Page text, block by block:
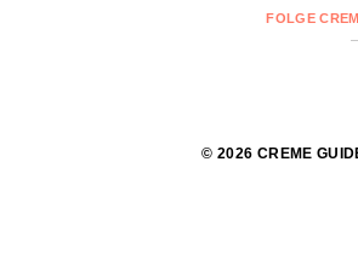
FOLGE
© 2026 CREME